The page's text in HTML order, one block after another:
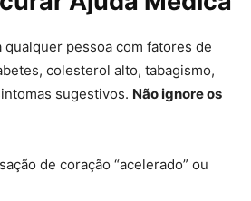
qualquer pessoa com fatores de
colesterol alto, tabagismo,
sugestivos. Não ignore os
de coração “acelerado” ou